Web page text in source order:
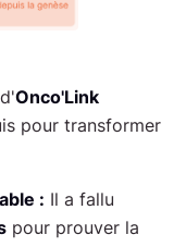
Onco'Link
pour transformer
: Il a fallu
pour prouver la